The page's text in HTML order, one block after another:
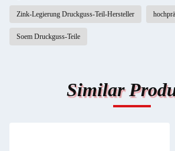
Zink-Legierung Druckguss-Teil-Hersteller
Soem Druckguss-Teile
Similar